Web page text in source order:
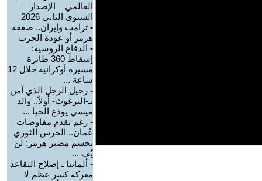
العالمي _ الإصدار
السنوي الثاني 2026
- ترامب وإيران.. صفقة
هرمز أو عودة الحرب
- الدفاع الروسية:
إسقاط 360 طائرة
مسيرة أوكرانية خلال 12
ساعة ...
- رحيل الرجل الذي آمن
بـ-البرغوث- أولاً.. والد
ميسي يودع الحيا ...
- رغم تقدم مفاوضات
عُمان.. الحرس الثوري
يحسم مصير هرمز: لن
يُف ...
- ألمانيا ـ إصلاح التقاعد
معركة كسر عظم لا